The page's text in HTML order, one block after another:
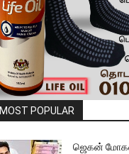
MOST POPULAR
ஜெகன்